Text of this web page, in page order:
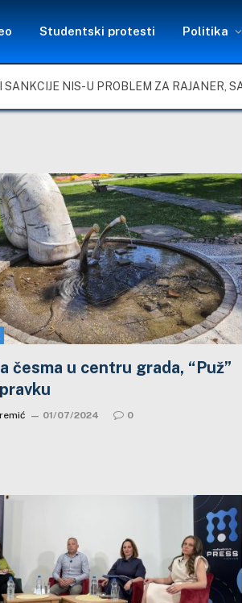
Studentski protesti Politika
česma u centru grada, “Puž”
01/07/2024 0